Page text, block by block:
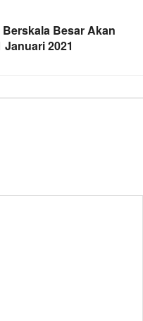
Besar Akan
2021